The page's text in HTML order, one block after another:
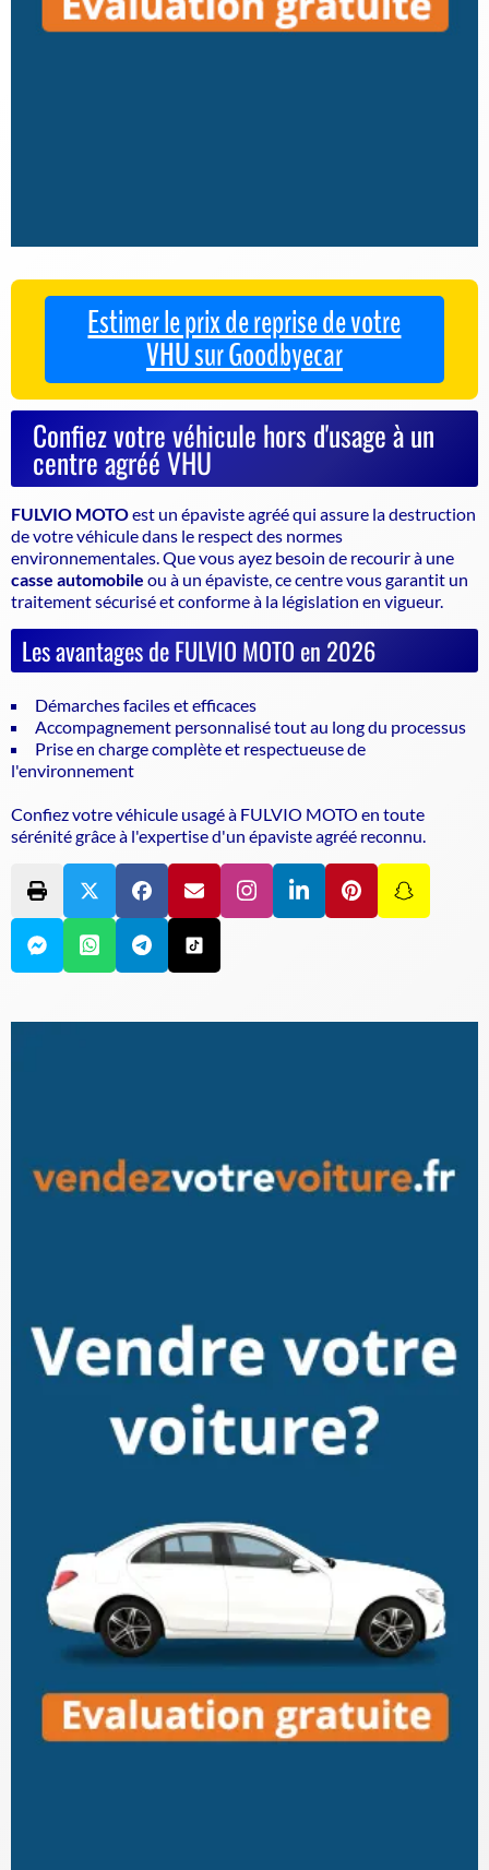
Estimer le prix de reprise de votre
VHU sur Goodbyecar
Confiez votre véhicule hors d'usage à un
centre agréé VHU
FULVIO MOTOest un épaviste agrééqui assure la destruction
de votre véhicule dans le respect des normes
environnementales. Que vous ayez besoin de recourir à une
casse automobile ou à un épaviste, ce centre vous garantit un
traitement sécurisé et conforme à la législation en vigueur.
Les avantages de FULVIO MOTO en 2026
Démarches faciles et efficaces
Accompagnement personnalisé tout au long du processus
Prise en charge complète et respectueuse de
l'environnement
Confiez votre véhicule usagé à FULVIO MOTO en toute
sérénité grâce à l'expertise d'un épaviste agréé reconnu.